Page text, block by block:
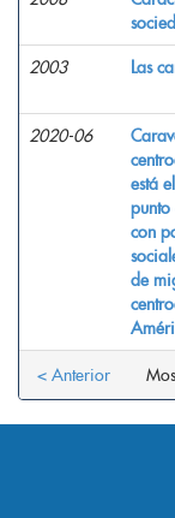
2003 Las
2020-06
está
con
de
< Anterior